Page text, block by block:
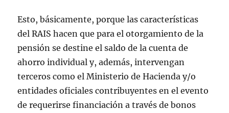
Esto, básicamente, porque las características
del RAIS hacen que para el otorgamiento de la
pensión se destine el saldo de la cuenta de
ahorro individual y, además, intervengan
terceros como el Ministerio de Hacienda y/o
entidades oficiales contribuyentes en el evento
de requerirse financiación a través de bonos